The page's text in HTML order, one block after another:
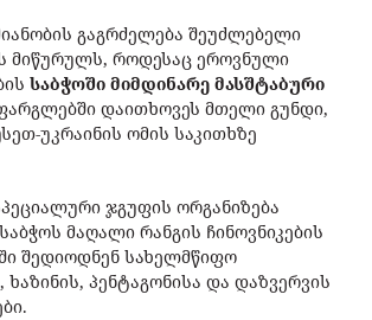
გაგრძელება შეუძლებელი
მიწურულს, როდესაც ეროვნული
საბჭოში მიმდინარე მასშტაბური
დაითხოვეს მთელი გუნდი,
უკრაინის ომის საკითხზე
ჯგუფის ორგანიზება
მაღალი რანგის ჩინოვნიკების
შედიოდნენ სახელმწიფო
პენტაგონისა და დაზვერვის